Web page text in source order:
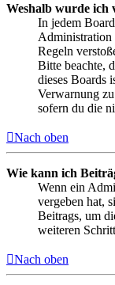
Weshalb wurde ich
In jedem
Administration
Regeln
Bitte beachte,
dieses Boards
Verwarnung
sofern du die
Nach oben
Wie kann ich
Wenn ein
vergeben hat,
Beitrags, um
weiteren
Nach oben